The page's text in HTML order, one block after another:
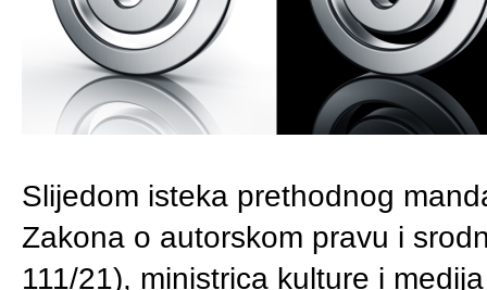
Slijedom isteka prethodnog
Zakona o autorskom pravu i
111/21), ministrica kulture i